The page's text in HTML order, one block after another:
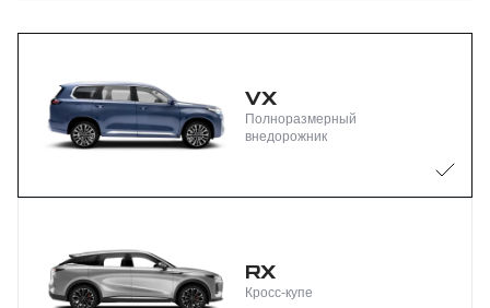
VX
Полноразмерный
внедорожник
RX
Кросс-купе